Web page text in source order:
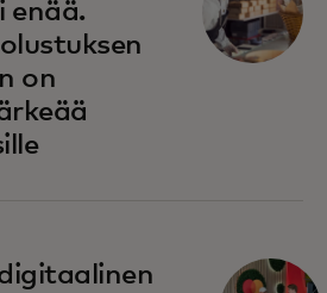
enää.
on